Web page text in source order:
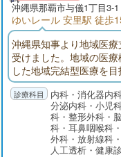
沖縄県那覇市与儀1丁目3-1
ゆいレール 安里駅 徒歩
沖縄県知事より地域医
受けました。地域の医
した地域完結型医療を
ため、精密検査や高度
必要な患者様を優先的
をお待たせしてしまう
りましたら、まずは皆
内科・消化器内
分泌内科・小児
科・整形外科・
科・耳鼻咽喉科
外科・放射線科
人工透析・健康